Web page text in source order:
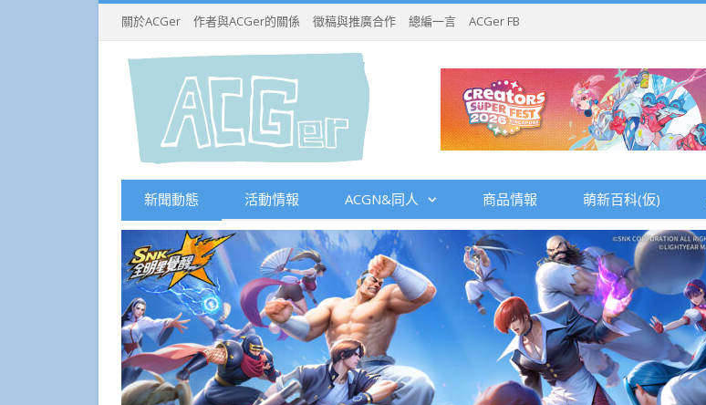
關於ACGer 作者與ACGer的關係 徵稿與推廣合作 總編一言 ACGer FB
新聞動態 活動情報 ACGN&同人 商品情報 萌新百科(仮)